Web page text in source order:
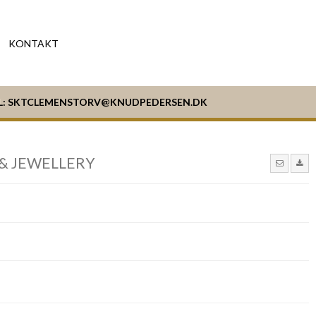
KONTAKT
SKTCLEMENSTORV@KNUDPEDERSEN.DK
JEWELLERY